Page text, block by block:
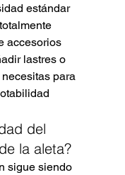
estándar
accesorios
lastres o
para
del
la aleta?
sigue siendo